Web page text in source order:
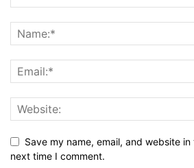
Save my name, email, and website
next time I comment.